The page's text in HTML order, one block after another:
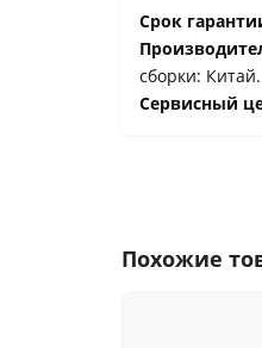
Срок
сборки: Китай.
Сервисный
Похожие